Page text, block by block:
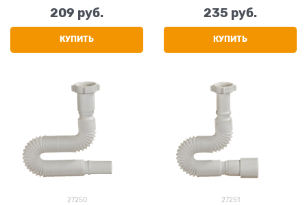
209 руб.
КУПИТЬ
235 руб.
КУПИТЬ
27250 27251